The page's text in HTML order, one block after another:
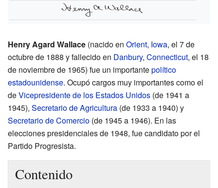
Henry Agard Wallace (nacido en Orient, Iowa, el 7 de
octubre de 1888 y fallecido en Danbury, Connecticut, el 18
de noviembre de 1965) fue un importantepolítico
estadounidense. Ocupó cargos muy importantes como el
deVicepresidente de los Estados Unidos (de 1941 a
1945), Secretario de Agricultura (de 1933 a 1940) y
Secretario de Comercio (de 1945 a 1946). En las
elecciones presidenciales de 1948, fue candidato por el
Partido Progresista.
Contenido